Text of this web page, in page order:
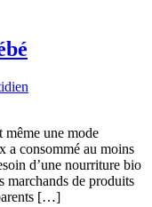
même une mode
a consommé au moins
d’une nourriture bio
marchands de produits
[…]